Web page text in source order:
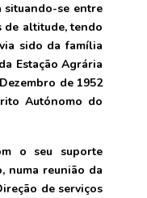
situando-se entre
de altitude, tendo
sido da família
Estação Agrária
de 1952
Autónomo do
o seu suporte
numa reunião da
de serviços